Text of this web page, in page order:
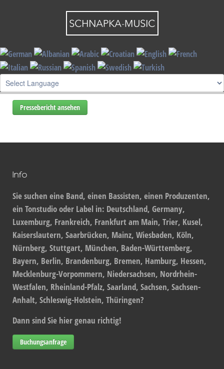
Die Rheinpfalz - Schnapka-Connection - Jazzbrunch -
Oberalben - 11.11.2014
Pressebericht ansehen
Info
Sie suchen eine Band, einen Bassisten, einen Produzenten,
ein Tonstudio oder Label in: Deutschland, Germany,
Luxemburg, Frankreich, Frankfurt am Main, Trier, Kusel,
Kaiserslautern, Saarbrücken, Mainz, Wiesbaden, Köln,
Nürnberg, Stuttgart, München, Baden-Württemberg,
Bayern, Berlin, Brandenburg, Bremen, Hamburg, Hessen,
Mecklenburg-Vorpommern, Niedersachsen, Nordrhein-
Westfalen, Rheinland-Pfalz, Saarland, Sachsen, Sachsen-
Anhalt, Schleswig-Holstein, Thüringen?
Dann sind Sie hier genau richtig!
Buchungsanfrage
the best experience.
I understand !